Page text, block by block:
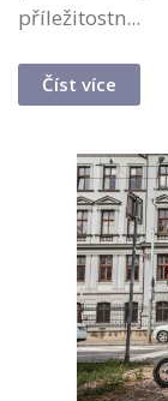
příležitostn...
Číst více